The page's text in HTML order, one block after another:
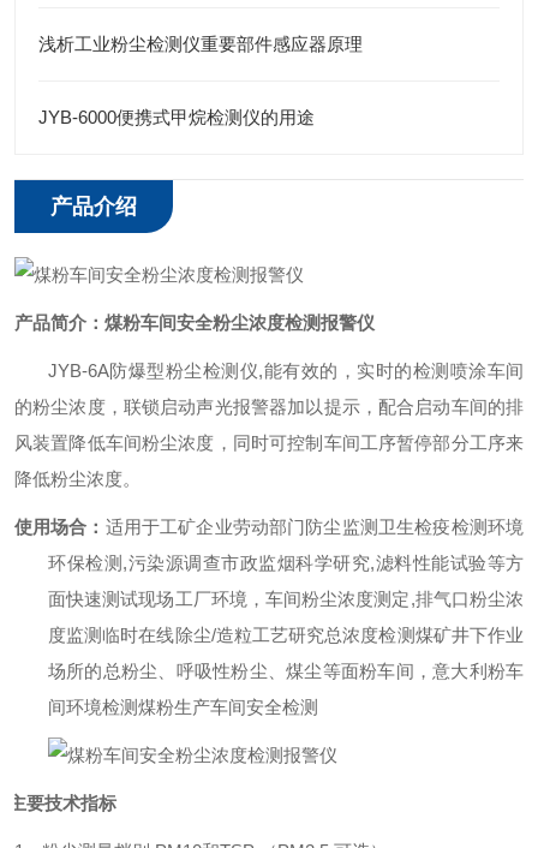
浅析工业粉尘检测仪重要部件感应器原理
JYB-6000便携式甲烷检测仪的用途
产品介绍
产品简介： 煤粉车间安全粉尘浓度检测报警仪
JYB-6A防爆型粉尘检测仪,能有效的，实时的检测喷涂车间
的粉尘浓度，联锁启动声光报警器加以提示，配合启动车间的排
风装置降低车间粉尘浓度，同时可控制车间工序暂停部分工序来
降低粉尘浓度。
使用场合： 适用于工矿企业劳动部门防尘监测 卫生检疫检测环境
环保检测,污染源调查市政监烟科学研究,滤料性能试验等方
面快速测试现场工厂环境，车间粉尘浓度测定,排气口粉尘浓
度监测 临时在线除尘/造粒工艺研究总浓度检测煤矿井下作业
场所的总粉尘、呼吸性粉尘、煤尘等面粉车间，意大利粉车
间环境检测煤粉生产车间安全检测
主要技术指标